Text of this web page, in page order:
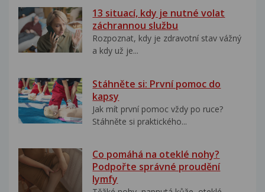
13 situací, kdy je nutné volat
záchrannou službu
Rozpoznat, kdy je zdravotní stav vážný
a kdy už je...
Stáhněte si: První pomoc do
kapsy
Jak mít první pomoc vždy po ruce?
Stáhněte si praktického...
Co pomáhá na oteklé nohy?
Podpořte správné proudění
lymfy